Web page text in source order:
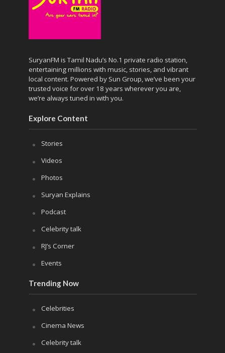
SuryanFM is Tamil Nadu’s No.1 private radio station,
entertaining millions with music, stories, and vibrant
local content. Powered by Sun Group, we’ve been your
trusted voice for over 18 years wherever you are,
we’re always tuned in with you.
Explore Content
Stories
Videos
Photos
Suryan Explains
Podcast
Celebrity talk
RJ’s Corner
Events
Trending Now
Celebrities
Cinema News
Celebrity talk